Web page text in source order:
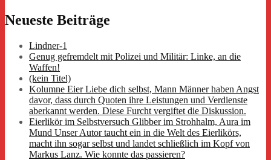
Neueste Beiträge
Lindner-1
Genug gefremdelt mit Polizei und Militär: Linke, an die
Waffen!
(kein Titel)
Kolumne Eier Liebe dich selbst, Mann Männer haben Angst
davor, dass durch Quoten ihre Leistungen und Verdienste
aberkannt werden. Diese Furcht vergiftet die Diskussion.
Eierlikör im Selbstversuch Glibber im Strohhalm, Aura im
Mund Unser Autor taucht ein in die Welt des Eierlikörs,
macht ihn sogar selbst und landet schließlich im Kopf von
Markus Lanz. Wie konnte das passieren?